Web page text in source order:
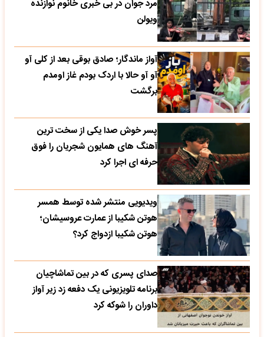
مرد جوان در بی خبری خانوم نوازنده
ویولن
آواز ماندگار؛ صادق بوقی بعد از کلی آو
آو آو حالا با اردک بودم غاز اومدم
برگشت
پسر خوش صدا یکی از سخت ترین
آهنگ های همایون شجریان را فوق
حرفه ای اجرا کرد
ویدیویی منتشر شده توسط همسر
هوتن شکیبا از عمارت عروسیشان؛
هوتن شکیبا ازدواج کرد؟
صدای پسری که در بین تماشاچیان
برنامه تلویزیونی یک دفعه زد زیر آواز
داوران را شوکه کرد